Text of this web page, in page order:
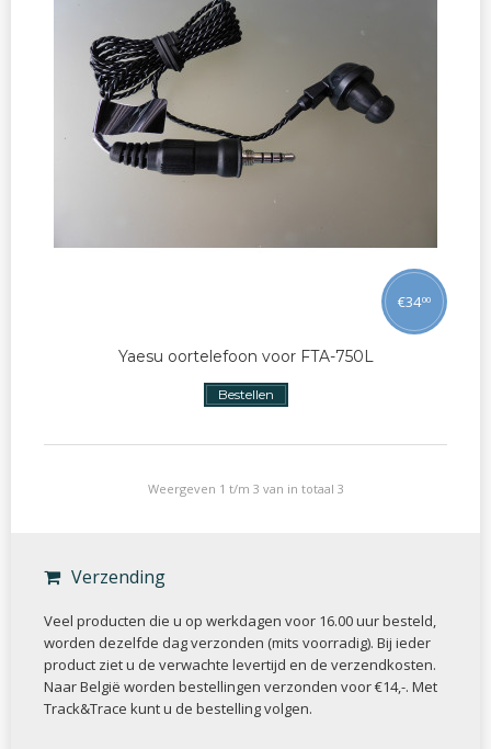
Yaesu oortelefoon voor FTA-750L
€3400
Bestellen
Weergeven 1 t/m 3 van in totaal 3
Verzending
Veel producten die u op werkdagen voor 16.00 uur besteld,
worden dezelfde dag verzonden (mits voorradig). Bij ieder
product ziet u de verwachte levertijd en de verzendkosten.
Naar België worden bestellingen verzonden voor €14,-. Met
Track&Trace kunt u de bestelling volgen.